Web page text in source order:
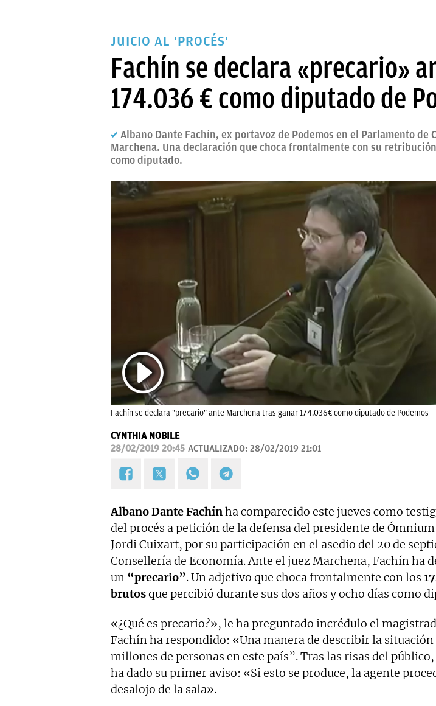
JUICIO AL 'PROCÉS'
Fachín se declara «precario»
174.036 € como diputado de
Albano Dante Fachín, ex portavoz de Podemos en el Parlamento
Marchena. Una declaración que choca frontalmente con su
como diputado.
Fachín se declara "precario" ante Marchena tras ganar 174.036€ como diputado de Podemos
CYNTHIA NOBILE
28/02/2019 20:45 ACTUALIZADO: 28/02/2019 21:01
Albano Dante Fachínha comparecido este jueves como
del procés a petición de la defensa del presidente de
Jordi Cuixart, por su participación en el asedio del 20 de
Consellería de Economía. Ante el juez Marchena, Fachín ha
un “precario”. Un adjetivo que choca frontalmente con los
brutosque percibió durante sus dos años y ocho días como
«¿Qué es precario?», le ha preguntado incrédulo el
Fachín ha respondido: «Una manera de describir la
millones de personas en este país”. Tras las risas del
ha dado su primer aviso: «Si esto se produce, la agente
desalojo de la sala».